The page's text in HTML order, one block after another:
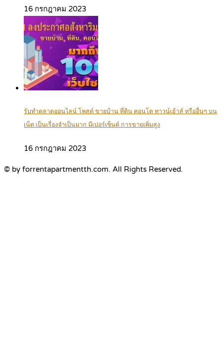
16 กรกฎาคม 2023
รับทำตลาดออนไลน์ โพสต์ ขายบ้าน ที่ดิน คอนโด ทาวน์เฮ้าส์ หรืออื่นๆ บน
เน็ต เป็นเรื่องจำเป็นมาก มีเปอร์เซ็นต์ การขายเพิ่มสูง
16 กรกฎาคม 2023
© by forrentapartmentth.com. All Rights Reserved.